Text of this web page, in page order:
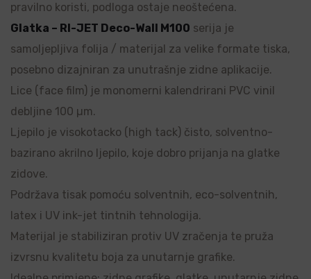
pravilno koristi, podloga ostaje neoštećena.
Glatka – RI-JET Deco-Wall M100 serija je
samoljepljiva folija / materijal za velike formate tiska,
posebno dizajniran za unutrašnje zidne aplikacije.
Lice (face film) je monomerni kalendrirani PVC vinil
debljine 100 µm.
Ljepilo je visokotacko (high tack) čisto, solventno-
bazirano akrilno ljepilo, koje dobro prijanja na glatke
zidove.
Podržava tisak pomoću solventnih, eco-solventnih,
latex i UV ink-jet tintnih tehnologija.
Materijal je stabiliziran protiv UV zračenja te pruža
izvrsnu kvalitetu boja za unutarnje grafike.